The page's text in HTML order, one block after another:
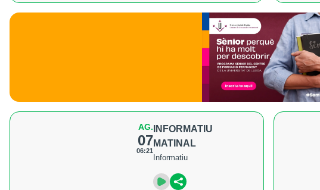
AG.
07
06:21
INFORMATIU
MATINAL
Informatiu